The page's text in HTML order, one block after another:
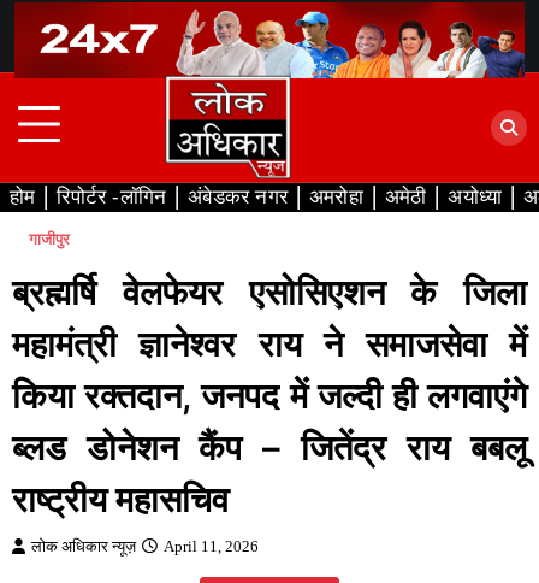
content
होम रिपोर्टर -लॉगिन अंबेडकर नगर अमरोहा अमेठी अयोध्या
गाजीपुर
ब्रह्मर्षि वेलफेयर एसोसिएशन के जिला
महामंत्री ज्ञानेश्वर राय ने समाजसेवा में
किया रक्तदान, जनपद में जल्दी ही लगवाएंगे
ब्लड डोनेशन कैंप – जितेंद्र राय बबलू
राष्ट्रीय महासचिव
लोक अधिकार न्यूज़ April 11, 2026